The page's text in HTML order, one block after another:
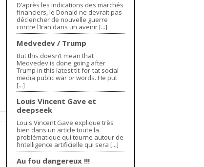
D’après les indications des marchés
financiers, le Donald ne devrait pas
déclencher de nouvelle guerre
contre l’Iran dans un avenir [...]
Medvedev / Trump
But this doesn’t mean that
Medvedev is done going after
Trump in this latest tit-for-tat social
media public war or words. He put
[...]
Louis Vincent Gave et
deepseek
Louis Vincent Gave explique très
bien dans un article toute la
problématique qui tourne autour de
l’intelligence artificielle qui sera [...]
Au fou dangereux !!!